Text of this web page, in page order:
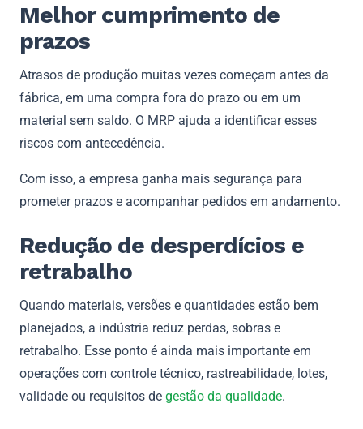
Melhor cumprimento de
prazos
Atrasos de produção muitas vezes começam antes da
fábrica, em uma compra fora do prazo ou em um
material sem saldo. O MRP ajuda a identificar esses
riscos com antecedência.
Com isso, a empresa ganha mais segurança para
prometer prazos e acompanhar pedidos em andamento.
Redução de desperdícios e
retrabalho
Quando materiais, versões e quantidades estão bem
planejados, a indústria reduz perdas, sobras e
retrabalho. Esse ponto é ainda mais importante em
operações com controle técnico, rastreabilidade, lotes,
validade ou requisitos de gestão da qualidade.